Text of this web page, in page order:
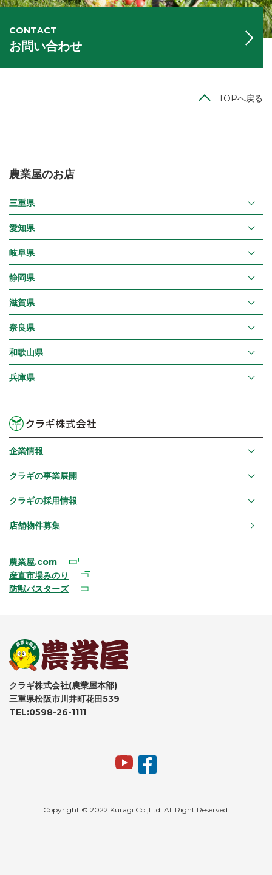
CONTACT
お問い合わせ
TOPへ戻る
農業屋のお店
三重県
愛知県
岐阜県
静岡県
滋賀県
奈良県
和歌山県
兵庫県
企業情報
クラギの事業展開
クラギの採用情報
店舗物件募集
農業屋.com
産直市場みのり
防獣バスターズ
クラギ株式会社(農業屋本部)
三重県松阪市川井町花田539
TEL:0598-26-1111
Copyright © 2022 Kuragi Co.,Ltd. All Right Reserved.